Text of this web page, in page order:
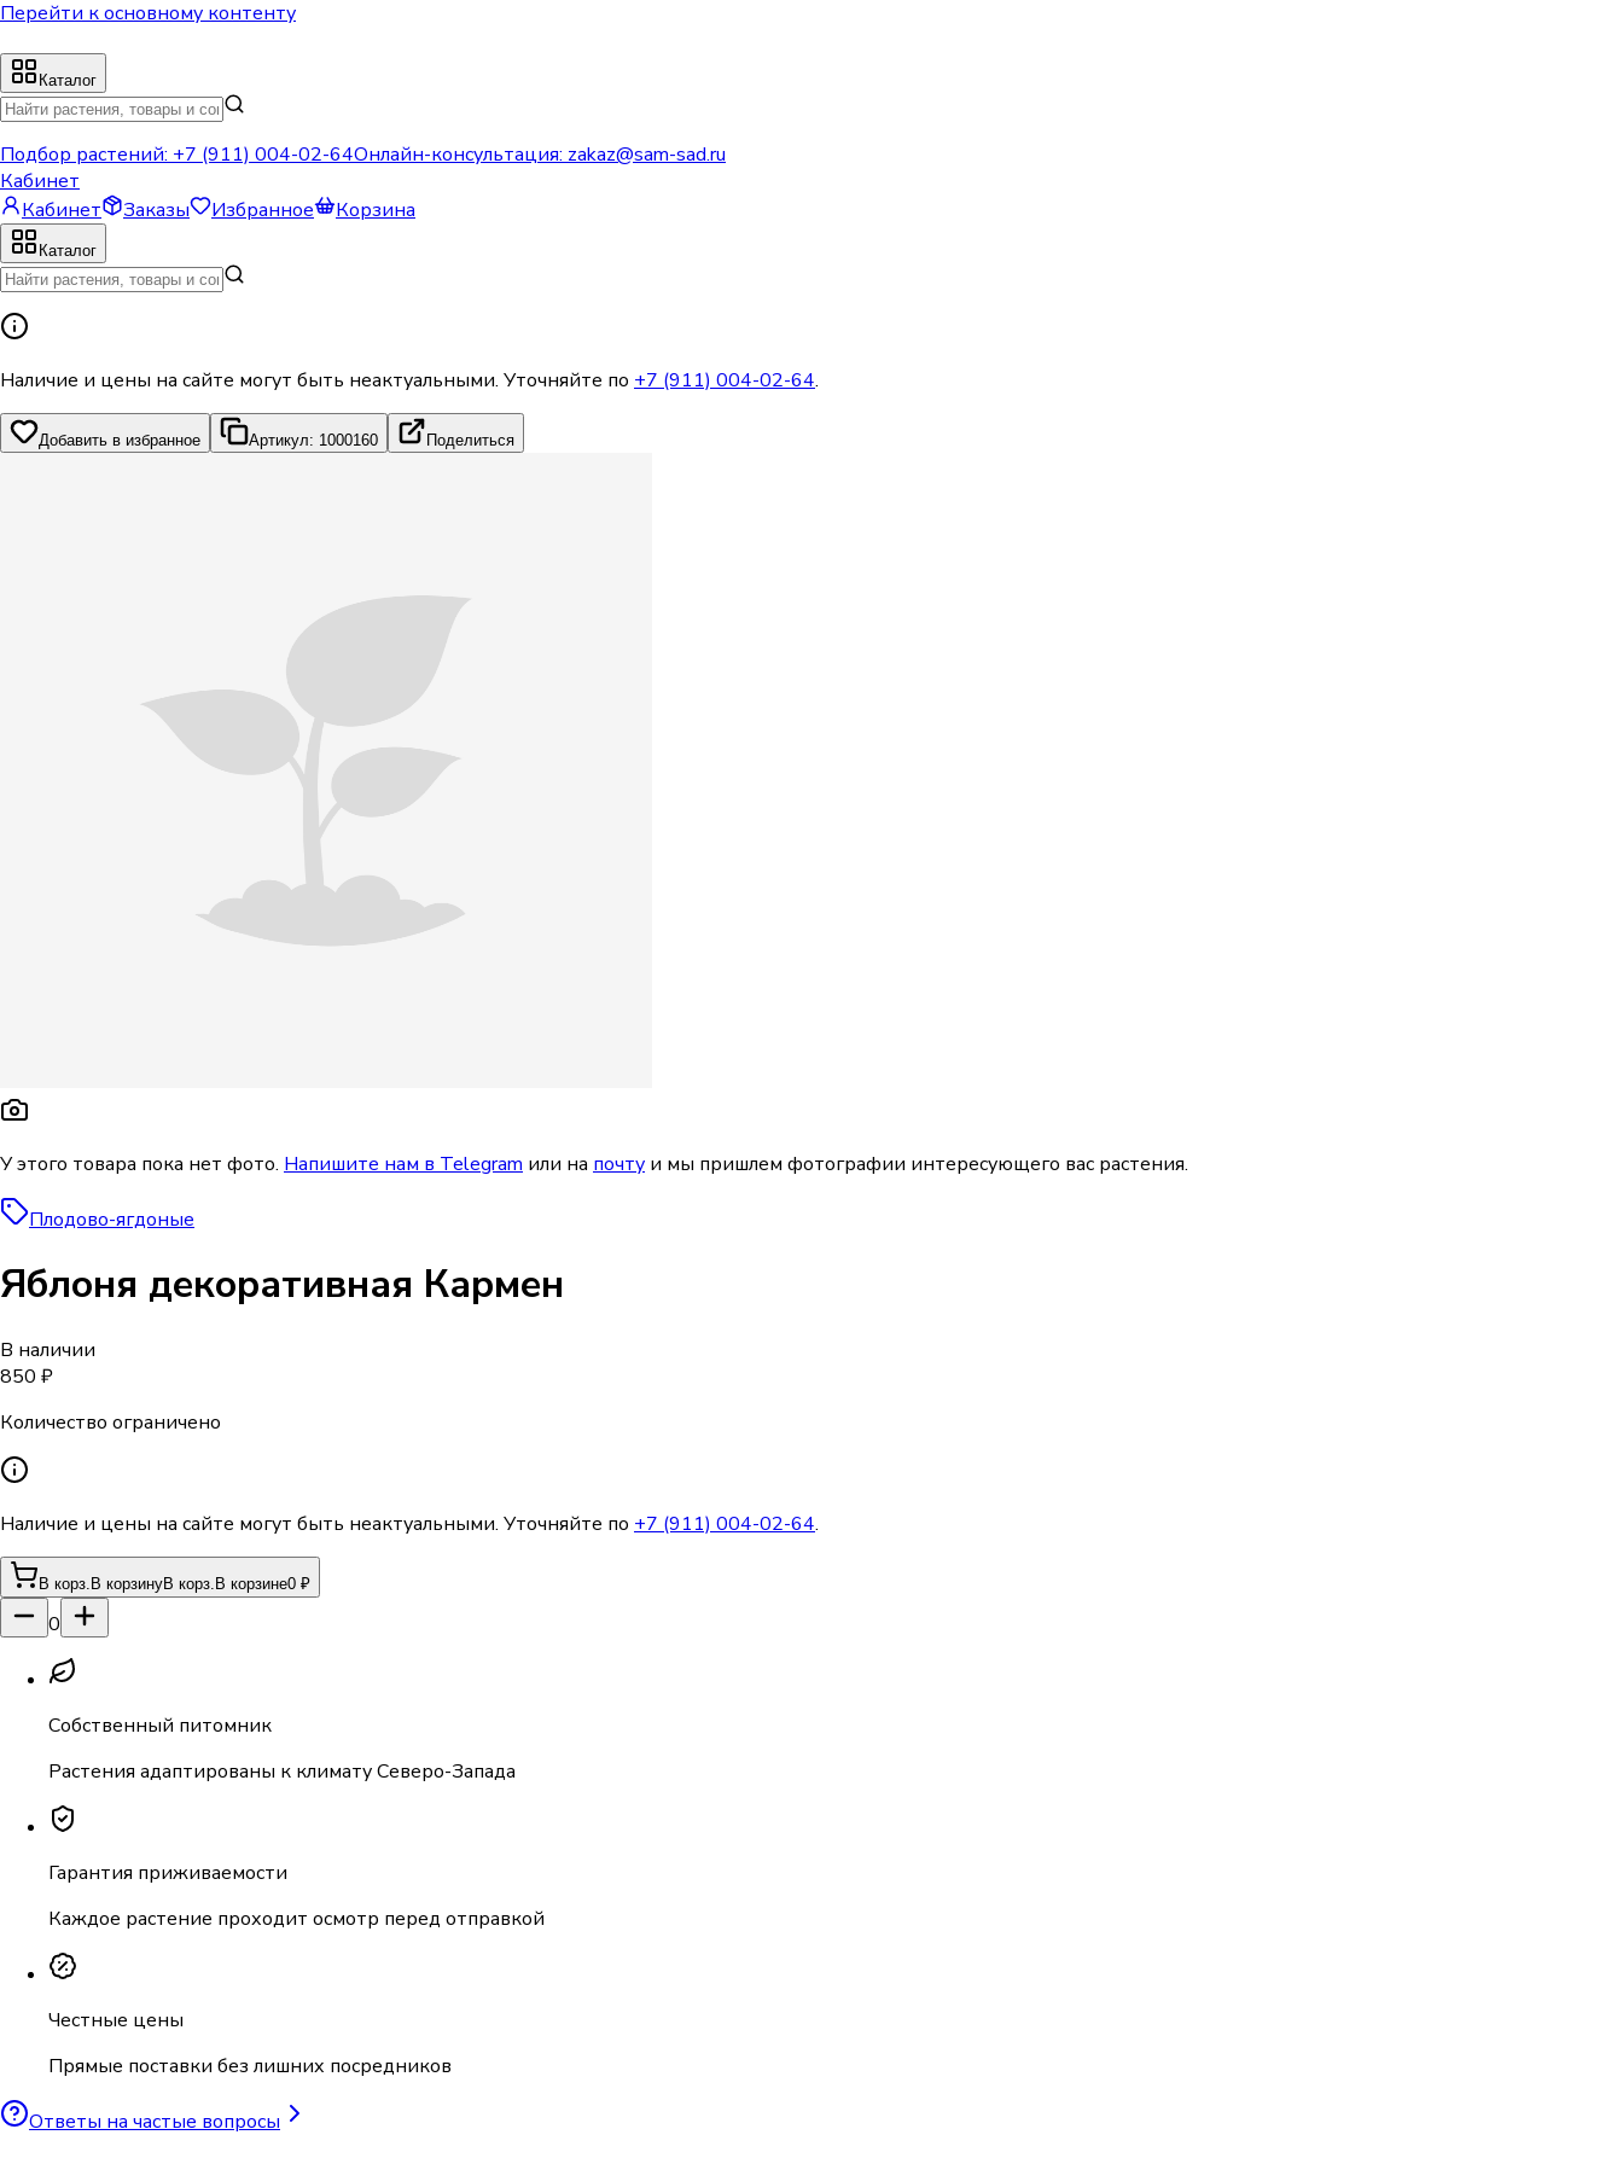
Перейти к основному контенту
Каталог
Подбор растений: +7 (911) 004-02-64Онлайн-консультация: zakaz@sam-sad.ru
Кабинет
Кабинет
Заказы Избранное Корзина
Каталог
Наличие и цены на сайте могут быть неактуальными. Уточняйте по +7 (911) 004-02-64.
Добавить в избранное Артикул: 1000160 Поделиться
У этого товара пока нет фото. Напишите нам в Telegram или на почту и мы пришлем фотографии интересующего вас растения.
Плодово-ягдоные
Яблоня декоративная Кармен
В наличии
850 ₽
Количество ограничено
Наличие и цены на сайте могут быть неактуальными. Уточняйте по +7 (911) 004-02-64.
В корз. В корзинуВ корз. В корзине0 ₽
0
Собственный питомник
Растения адаптированы к климату Северо-Запада
Гарантия приживаемости
Каждое растение проходит осмотр перед отправкой
Честные цены
Прямые поставки без лишних посредников
Ответы на частые вопросы